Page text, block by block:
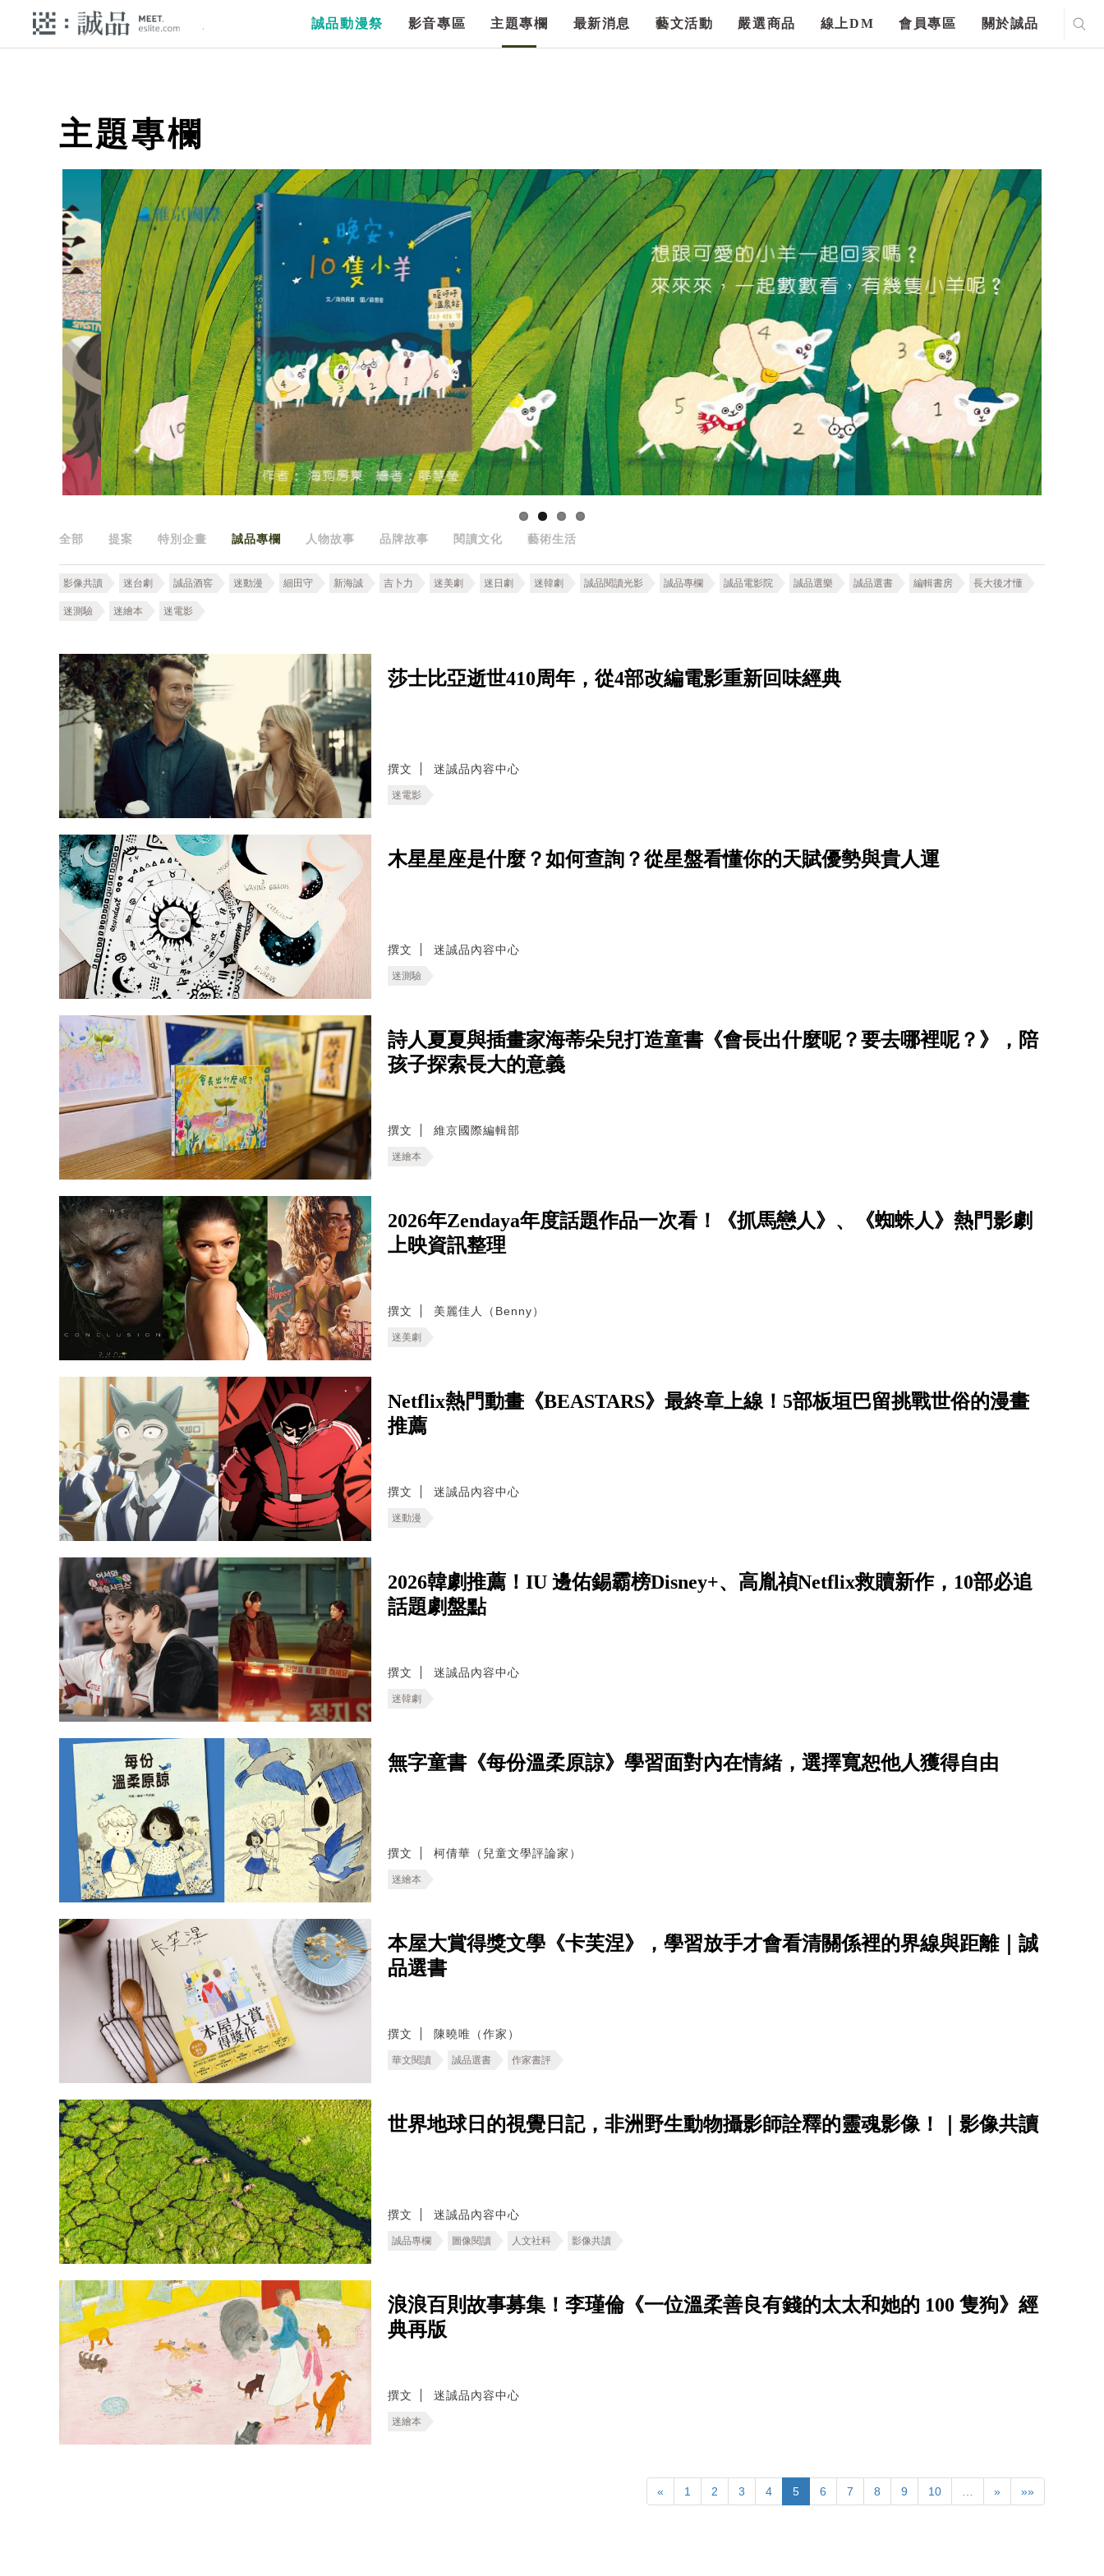
誠品動漫祭 影音專區 主題專欄 最新消息 藝文活動 嚴選商品 線上DM 會員專區 關於誠品
主題專欄
全部 提案 特別企畫 誠品專欄 人物故事 品牌故事 閱讀文化 藝術生活
影像共讀 迷台劇 誠品酒窖 迷動漫 細田守 新海誠 吉卜力 迷美劇 迷日劇 迷韓劇 誠品閱讀光影 誠品專欄 誠品電影院 誠品選樂 誠品選書 編輯書房 長大後才懂
迷測驗 迷繪本 迷電影
莎士比亞逝世410周年，從4部改編電影重新回味經典
撰文 迷誠品內容中心
迷電影
木星星座是什麼？如何查詢？從星盤看懂你的天賦優勢與貴人運
撰文 迷誠品內容中心
迷測驗
詩人夏夏與插畫家海蒂朵兒打造童書《會長出什麼呢？要去哪裡呢？》，陪
孩子探索長大的意義
撰文 維京國際編輯部
迷繪本
2026年Zendaya年度話題作品一次看！《抓馬戀人》、《蜘蛛人》熱門影劇
上映資訊整理
撰文 美麗佳人（Benny）
迷美劇
Netflix熱門動畫《BEASTARS》最終章上線！5部板垣巴留挑戰世俗的漫畫
推薦
撰文 迷誠品內容中心
迷動漫
2026韓劇推薦！IU 邊佑錫霸榜Disney+、高胤禎Netflix救贖新作，10部必追
話題劇盤點
撰文 迷誠品內容中心
迷韓劇
無字童書《每份溫柔原諒》學習面對內在情緒，選擇寬恕他人獲得自由
撰文 柯倩華（兒童文學評論家）
迷繪本
本屋大賞得獎文學《卡芙涅》，學習放手才會看清關係裡的界線與距離｜誠
品選書
撰文 陳曉唯（作家）
華文閱讀 誠品選書 作家書評
世界地球日的視覺日記，非洲野生動物攝影師詮釋的靈魂影像！｜影像共讀
撰文 迷誠品內容中心
誠品專欄 圖像閱讀 人文社科 影像共讀
浪浪百則故事募集！李瑾倫《一位溫柔善良有錢的太太和她的 100 隻狗》經
典再版
撰文 迷誠品內容中心
迷繪本
« 1 2 3 4 5 6 7 8 9 10 … » »»